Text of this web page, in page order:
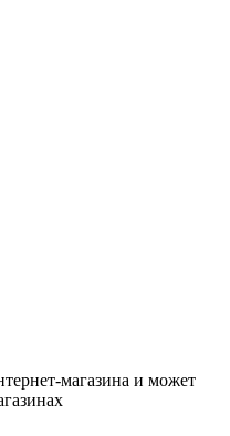
магазина и может